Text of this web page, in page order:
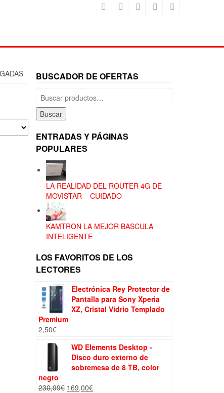
BUSCADOR DE OFERTAS
Buscar
por:
Buscar
ENTRADAS Y PÁGINAS
POPULARES
LA REALIDAD DEL ROUTER 4G DE
MOVISTAR – CUIDADO
KAMTRON LA MEJOR BASCULA
INTELIGENTE
LOS FAVORITOS DE LOS
LECTORES
Electrónica Rey Protector de
Pantalla para Sony Xperia
XZ, Cristal Vidrio Templado
Premium
2,50€
WD Elements Desktop -
Disco duro externo de
sobremesa de 8 TB, color
negro
230,99€ El
169,00€El